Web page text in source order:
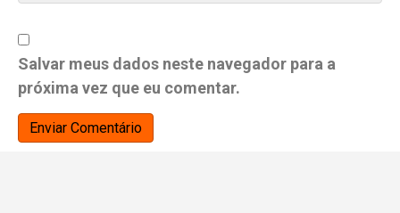
Salvar meus dados neste navegador para a
próxima vez que eu comentar.